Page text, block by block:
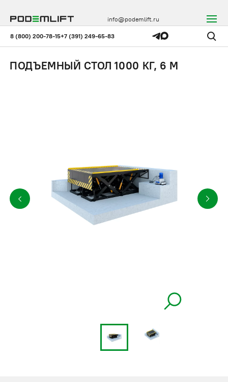
8 (800) 200-78-15+7 (391) 249-65-83
info@podemlift.ru
ПОДЪЕМНЫЙ СТОЛ 1000 КГ, 6 М